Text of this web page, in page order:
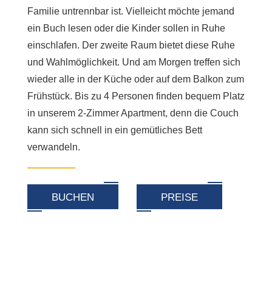
Familie untrennbar ist. Vielleicht möchte jemand
ein Buch lesen oder die Kinder sollen in Ruhe
einschlafen. Der zweite Raum bietet diese Ruhe
und Wahlmöglichkeit. Und am Morgen treffen sich
wieder alle in der Küche oder auf dem Balkon zum
Frühstück. Bis zu 4 Personen finden bequem Platz
in unserem 2-Zimmer Apartment, denn die Couch
kann sich schnell in ein gemütliches Bett
verwandeln.
BUCHEN PREISE